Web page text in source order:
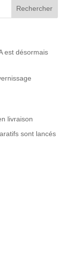
est désormais
livraison
sont lancés